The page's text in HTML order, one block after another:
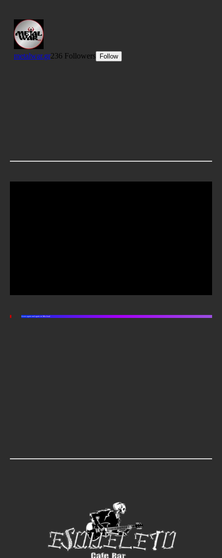
Listen again and again on Mixcloud